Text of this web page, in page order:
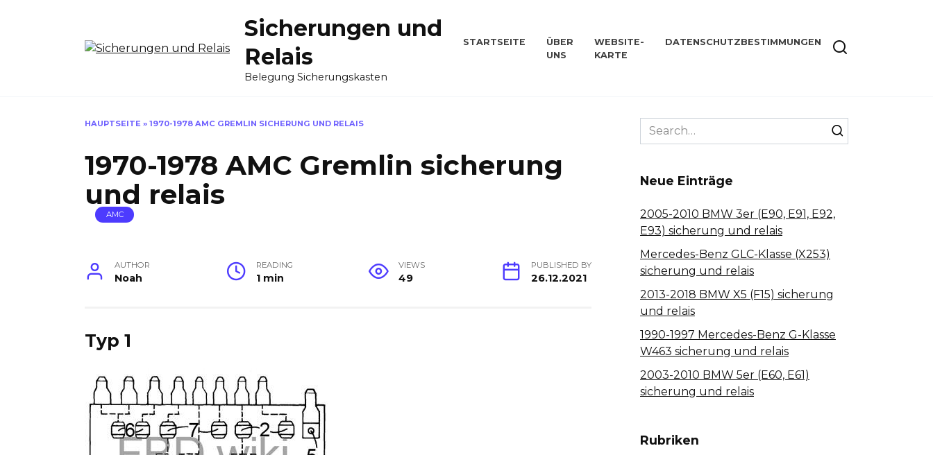
Sicherungen und
Relais
Belegung Sicherungskasten
STARTSEITE
ÜBER
UNS
WEBSITE-
KARTE
DATENSCHUTZBESTIMMUNGEN
HAUPTSEITE » 1970-1978 AMC GREMLIN SICHERUNG UND RELAIS
1970-1978 AMC Gremlin sicherung
und relais
AMC
AUTHOR
Noah
READING
1 min
VIEWS
49
PUBLISHED BY
26.12.2021
Typ 1
Search
for:
Neue Einträge
2005-2010 BMW 3er (E90, E91, E92,
E93) sicherung und relais
Mercedes-Benz GLC-Klasse (X253)
sicherung und relais
2013-2018 BMW X5 (F15) sicherung
und relais
1990-1997 Mercedes-Benz G-Klasse
W463 sicherung und relais
2003-2010 BMW 5er (E60, E61)
sicherung und relais
Rubriken